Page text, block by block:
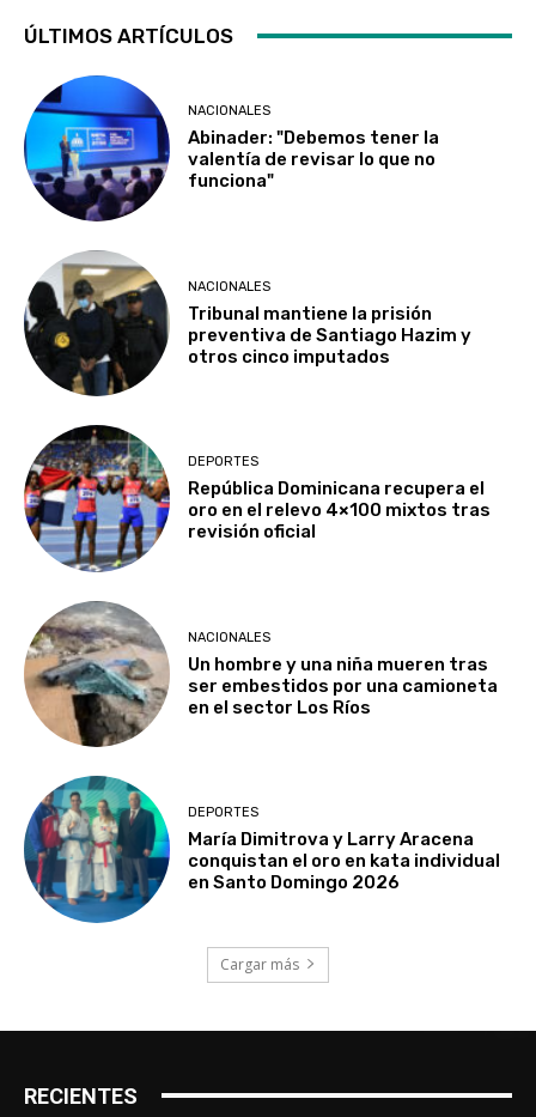
ÚLTIMOS ARTÍCULOS
NACIONALES
Abinader: "Debemos tener la
valentía de revisar lo que no
funciona"
NACIONALES
Tribunal mantiene la prisión
preventiva de Santiago Hazim y
otros cinco imputados
DEPORTES
República Dominicana recupera el
oro en el relevo 4×100 mixtos tras
revisión oficial
NACIONALES
Un hombre y una niña mueren tras
ser embestidos por una camioneta
en el sector Los Ríos
DEPORTES
María Dimitrova y Larry Aracena
conquistan el oro en kata individual
en Santo Domingo 2026
Cargar más
RECIENTES